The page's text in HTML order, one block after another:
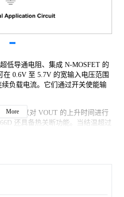
低导通电阻、集成 N-MOSFET 的
在 0.6V 至 5.7V 的宽输入电压范围
负载电流。它们通过开关使能输
，可以对 VOUT 的上升时间进行
还具备热关断功能。当结温超过
More